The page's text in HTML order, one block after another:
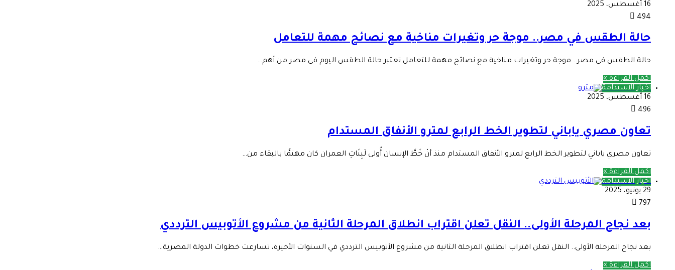
16 أغسطس، 2025
494
حالة الطقس في مصر.. موجة حر وتغيرات مناخية مع نصائح مهمة للتعامل
حالة الطقس في مصر.. موجة حر وتغيرات مناخية مع نصائح مهمة للتعامل تعتبر حالة الطقس اليوم في مصر من أهم…
أكمل القراءة »
أخبار الاستدامة
16 أغسطس، 2025
496
تعاون مصري ياباني لتطوير الخط الرابع لمترو الأنفاق المستدام
تعاون مصري ياباني لتطوير الخط الرابع لمترو الأنفاق المستدام منذ أنْ خَطَّ الإنسان أُولى لَبِنَاتِ العمران كان مهتمًّا بالبقاء من…
أكمل القراءة »
أخبار الاستدامة
29 يونيو، 2025
797
بعد نجاح المرحلة الأولى.. النقل تعلن اقتراب انطلاق المرحلة الثانية من مشروع الأتوبيس الترددي
بعد نجاح المرحلة الأولى.. النقل تعلن اقتراب انطلاق المرحلة الثانية من مشروع الأتوبيس الترددي في السنوات الأخيرة، تسارعت خطوات الدولة المصرية…
أكمل القراءة »